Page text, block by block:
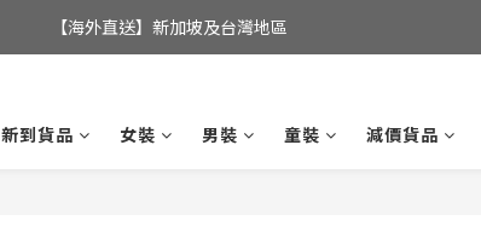
全店滿$350，即可享港澳地區免運費;
【海外直送】新加坡及台灣地區
新到貨品 女裝 男裝 童裝 減價貨品